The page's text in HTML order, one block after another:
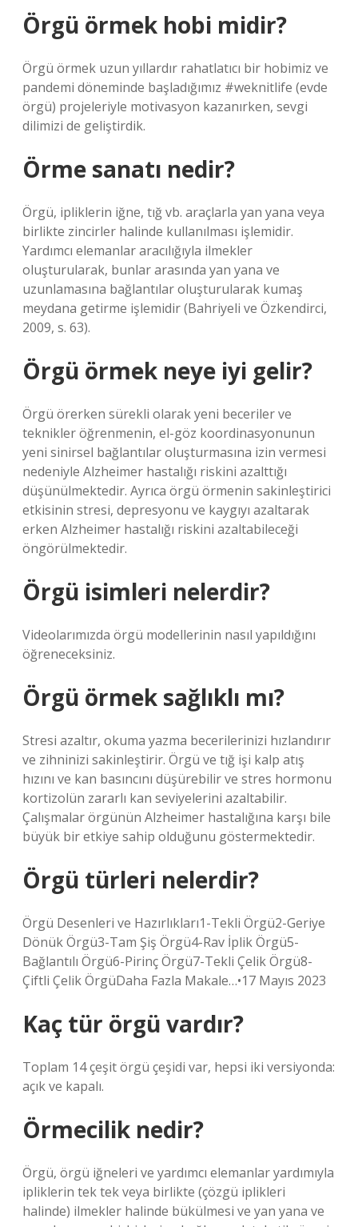
Örgü örmek hobi midir?
Örgü örmek uzun yıllardır rahatlatıcı bir hobimiz ve
pandemi döneminde başladığımız #weknitlife (evde
örgü) projeleriyle motivasyon kazanırken, sevgi
dilimizi de geliştirdik.
Örme sanatı nedir?
Örgü, ipliklerin iğne, tığ vb. araçlarla yan yana veya
birlikte zincirler halinde kullanılması işlemidir.
Yardımcı elemanlar aracılığıyla ilmekler
oluşturularak, bunlar arasında yan yana ve
uzunlamasına bağlantılar oluşturularak kumaş
meydana getirme işlemidir (Bahriyeli ve Özkendirci,
2009, s. 63).
Örgü örmek neye iyi gelir?
Örgü örerken sürekli olarak yeni beceriler ve
teknikler öğrenmenin, el-göz koordinasyonunun
yeni sinirsel bağlantılar oluşturmasına izin vermesi
nedeniyle Alzheimer hastalığı riskini azalttığı
düşünülmektedir. Ayrıca örgü örmenin sakinleştirici
etkisinin stresi, depresyonu ve kaygıyı azaltarak
erken Alzheimer hastalığı riskini azaltabileceği
öngörülmektedir.
Örgü isimleri nelerdir?
Videolarımızda örgü modellerinin nasıl yapıldığını
öğreneceksiniz.
Örgü örmek sağlıklı mı?
Stresi azaltır, okuma yazma becerilerinizi hızlandırır
ve zihninizi sakinleştirir. Örgü ve tığ işi kalp atış
hızını ve kan basıncını düşürebilir ve stres hormonu
kortizolün zararlı kan seviyelerini azaltabilir.
Çalışmalar örgünün Alzheimer hastalığına karşı bile
büyük bir etkiye sahip olduğunu göstermektedir.
Örgü türleri nelerdir?
Örgü Desenleri ve Hazırlıkları1-Tekli Örgü2-Geriye
Dönük Örgü3-Tam Şiş Örgü4-Rav İplik Örgü5-
Bağlantılı Örgü6-Pirinç Örgü7-Tekli Çelik Örgü8-
Çiftli Çelik ÖrgüDaha Fazla Makale…•17 Mayıs 2023
Kaç tür örgü vardır?
Toplam 14 çeşit örgü çeşidi var, hepsi iki versiyonda:
açık ve kapalı.
Örmecilik nedir?
Örgü, örgü iğneleri ve yardımcı elemanlar yardımıyla
ipliklerin tek tek veya birlikte (çözgü iplikleri
halinde) ilmekler halinde bükülmesi ve yan yana ve